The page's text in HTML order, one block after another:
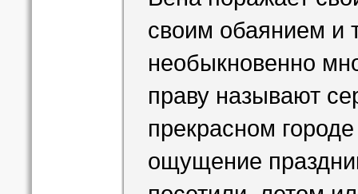
своим обаянием и
необыкновенно
праву называют
прекрасном
ощущение